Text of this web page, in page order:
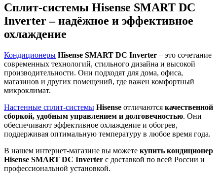
Сплит-системы Hisense SMART DC
Inverter – надёжное и эффективное
охлаждение
Кондиционеры Hisense SMART DC Inverter – это сочетание
современных технологий, стильного дизайна и высокой
производительности. Они подходят для дома, офиса,
магазинов и других помещений, где важен комфортный
микроклимат.
Настенные сплит-системы Hisense отличаются качественной
сборкой, удобным управлением и долговечностью. Они
обеспечивают эффективное охлаждение и обогрев,
поддерживая оптимальную температуру в любое время года.
В нашем интернет-магазине вы можете купить кондиционер
Hisense SMART DC Inverter с доставкой по всей России и
профессиональной установкой.